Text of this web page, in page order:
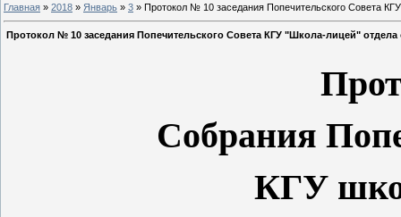
Главная » 2018 » Январь » 3 » Протокол № 10 заседания Попечительского Совета
Протокол № 10 заседания Попечительского Совета КГУ "Школа-лицей" отдела
Собрания
КГУ